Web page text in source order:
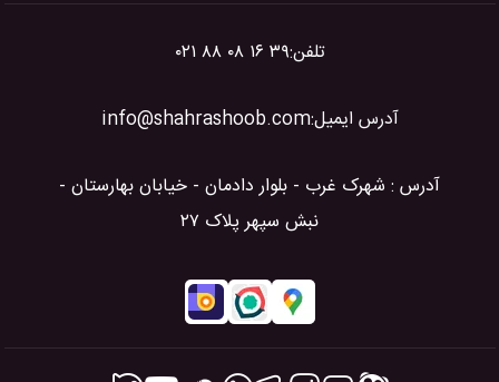
تلفن:۰۲۱ ۸۸ ۰۸ ۱۶ ۳۹
آدرس ایمیل:info@shahrashoob.com
آدرس : شهرک غرب - بلوار دادمان - خیابان بهارستان -
نبش سپهر پلاک ۲۷